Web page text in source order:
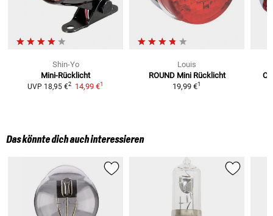
Shin-Yo
Mini-Rücklicht
UVP 18,95 €2 14,99 €1
Louis
ROUND Mini Rücklicht
19,99 €1
Das könnte dich auch interessieren